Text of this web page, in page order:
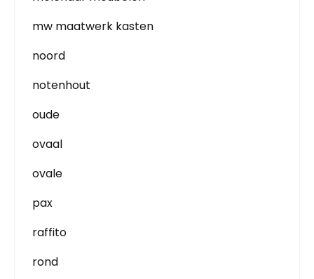
mw maatwerk kasten
noord
notenhout
oude
ovaal
ovale
pax
raffito
rond